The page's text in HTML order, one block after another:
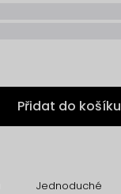
Přidat do košíku
Jednoduché